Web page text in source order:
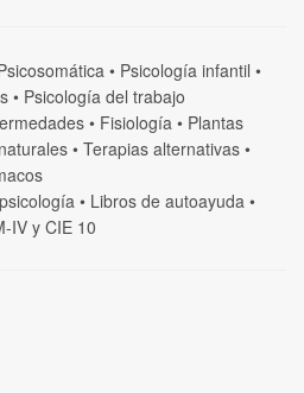
• Psicología infantil •
• Psicología del trabajo
• Fisiología • Plantas
• Terapias alternativas •
• Libros de autoayuda •
IV y CIE 10